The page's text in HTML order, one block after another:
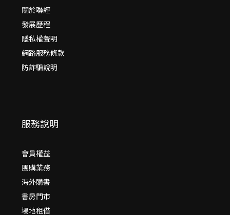
關於聯經
發展歷程
隱私權聲明
網路服務條款
防詐騙說明
服務說明
會員權益
團購業務
海外購書
書房門市
場地租借